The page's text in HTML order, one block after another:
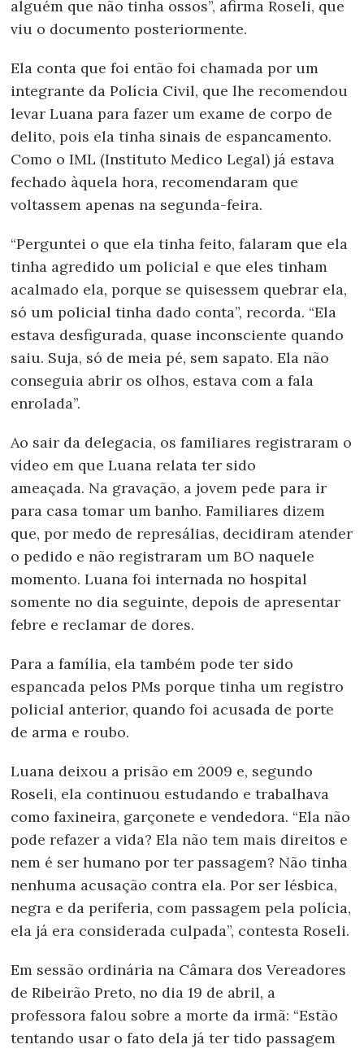
alguém que não tinha ossos”, afirma Roseli, que
viu o documento posteriormente.
Ela conta que foi então foi chamada por um
integrante da Polícia Civil, que lhe recomendou
levar Luana para fazer um exame de corpo de
delito, pois ela tinha sinais de espancamento.
Como o IML (Instituto Medico Legal) já estava
fechado àquela hora, recomendaram que
voltassem apenas na segunda-feira.
“Perguntei o que ela tinha feito, falaram que ela
tinha agredido um policial e que eles tinham
acalmado ela, porque se quisessem quebrar ela,
só um policial tinha dado conta”, recorda. “Ela
estava desfigurada, quase inconsciente quando
saiu. Suja, só de meia pé, sem sapato. Ela não
conseguia abrir os olhos, estava com a fala
enrolada”.
Ao sair da delegacia, os familiares registraram o
vídeo em que Luana relata ter sido
ameaçada. Na gravação, a jovem pede para ir
para casa tomar um banho. Familiares dizem
que, por medo de represálias, decidiram atender
o pedido e não registraram um BO naquele
momento. Luana foi internada no hospital
somente no dia seguinte, depois de apresentar
febre e reclamar de dores.
Para a família, ela também pode ter sido
espancada pelos PMs porque tinha um registro
policial anterior, quando foi acusada de porte
de arma e roubo.
Luana deixou a prisão em 2009 e, segundo
Roseli, ela continuou estudando e trabalhava
como faxineira, garçonete e vendedora. “Ela não
pode refazer a vida? Ela não tem mais direitos e
nem é ser humano por ter passagem? Não tinha
nenhuma acusação contra ela. Por ser lésbica,
negra e da periferia, com passagem pela polícia,
ela já era considerada culpada”, contesta Roseli.
Em sessão ordinária na Câmara dos Vereadores
de Ribeirão Preto, no dia 19 de abril, a
professora falou sobre a morte da irmã: “Estão
tentando usar o fato dela já ter tido passagem